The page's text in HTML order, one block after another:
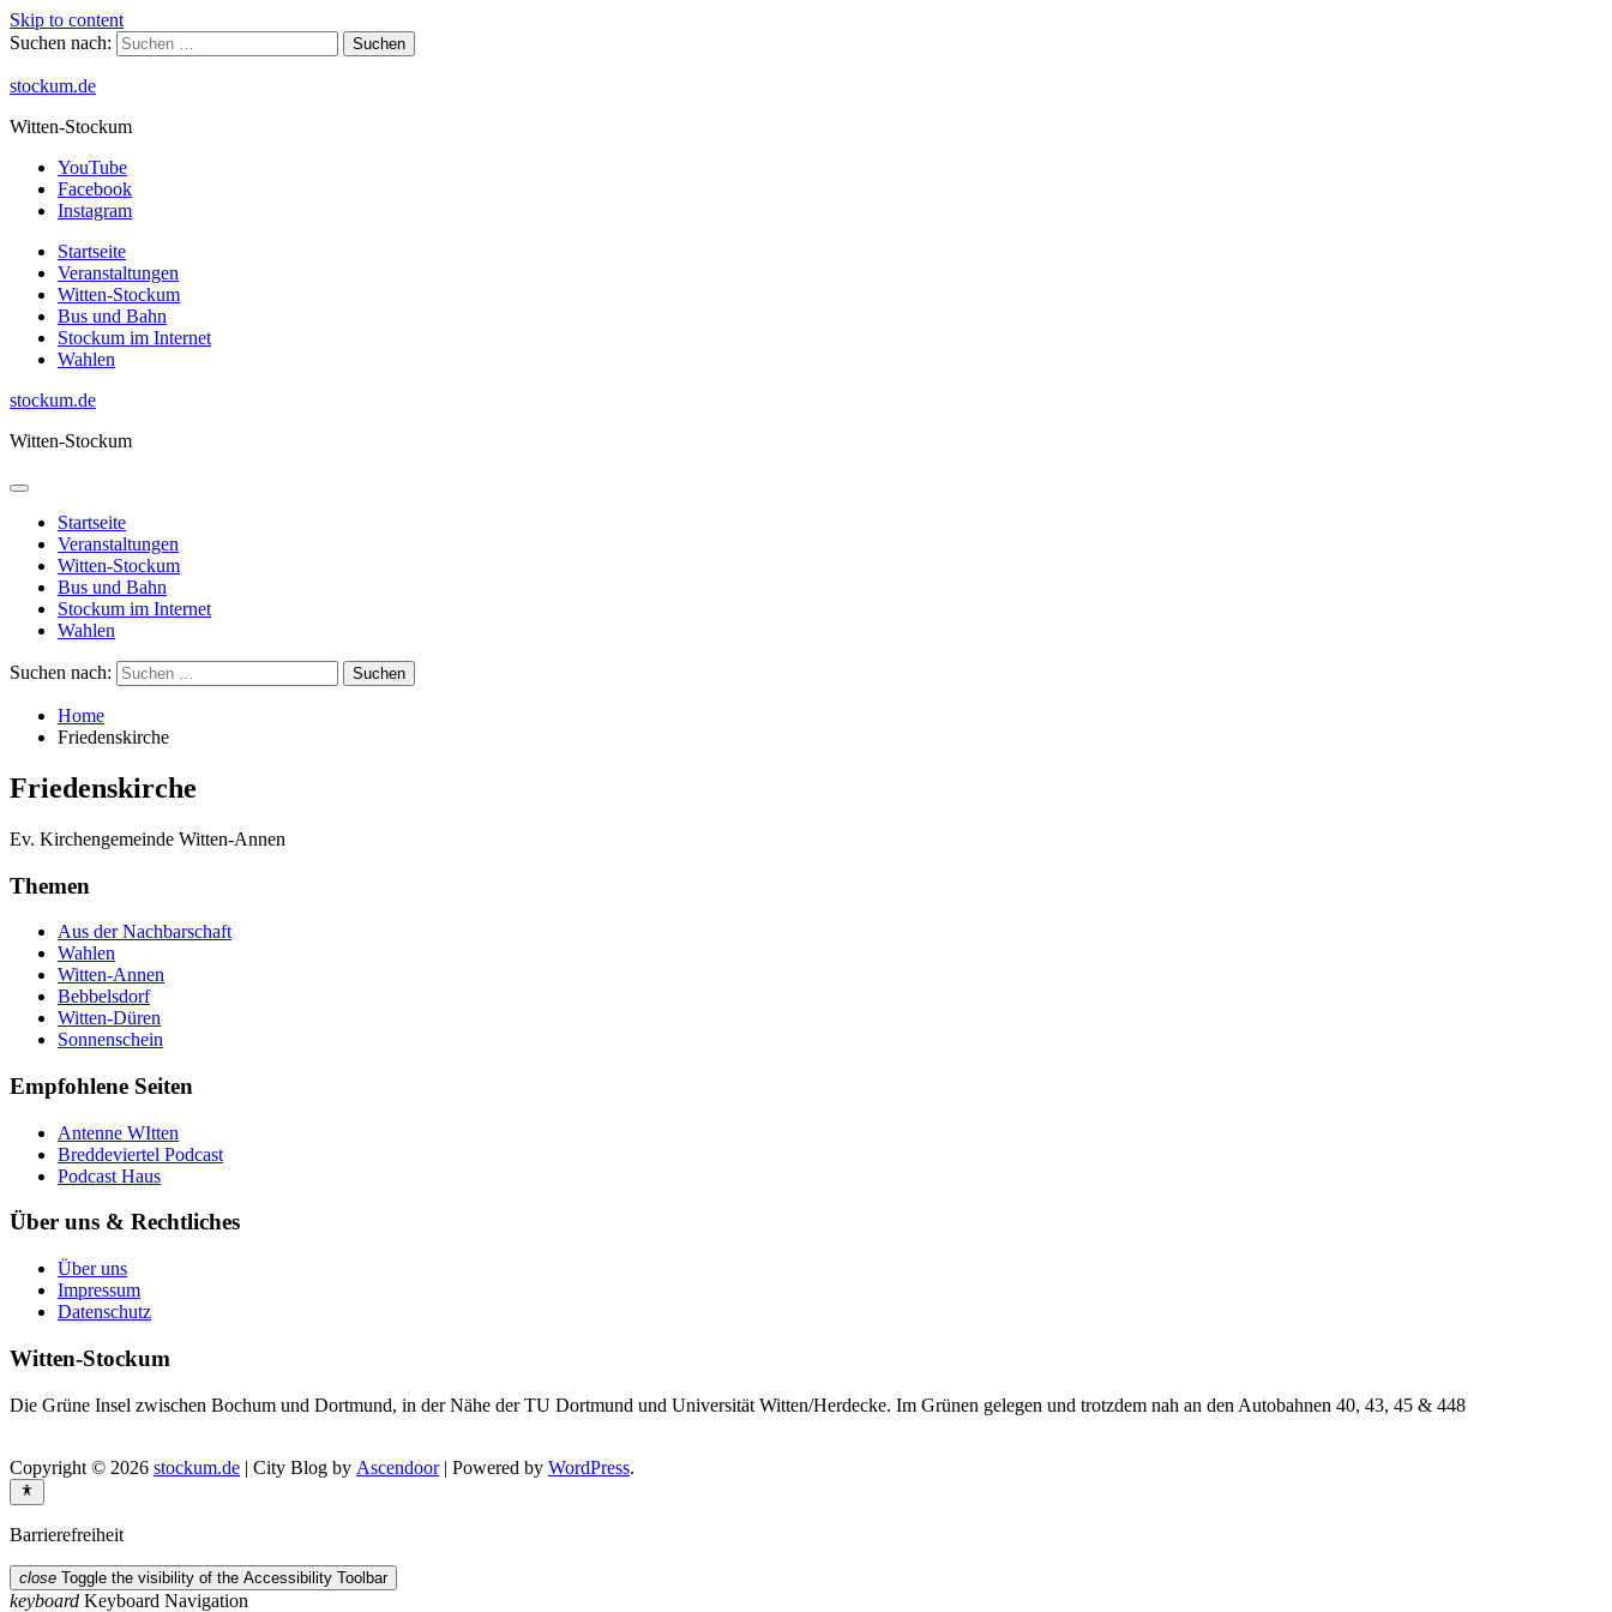
Skip to content
Suchen nach:
stockum.de
Witten-Stockum
YouTube
Facebook
Instagram
Startseite
Veranstaltungen
Witten-Stockum
Bus und Bahn
Stockum im Internet
Wahlen
stockum.de
Witten-Stockum
Startseite
Veranstaltungen
Witten-Stockum
Bus und Bahn
Stockum im Internet
Wahlen
Suchen nach:
Home
Friedenskirche
Friedenskirche
Ev. Kirchengemeinde Witten-Annen
Themen
Aus der Nachbarschaft
Wahlen
Witten-Annen
Bebbelsdorf
Witten-Düren
Sonnenschein
Empfohlene Seiten
Antenne WItten
Breddeviertel Podcast
Podcast Haus
Über uns & Rechtliches
Über uns
Impressum
Datenschutz
Witten-Stockum
Die Grüne Insel zwischen Bochum und Dortmund, in der Nähe der TU Dortmund und Universität Witten/Herdecke. Im Grünen gelegen und trotzdem nah an den Autobahnen 40, 43, 45 & 448
Copyright © 2026 stockum.de | City Blog by Ascendoor| Powered by WordPress.
Barrierefreiheit
close Toggle the visibility of the Accessibility Toolbar
keyboard Keyboard Navigation